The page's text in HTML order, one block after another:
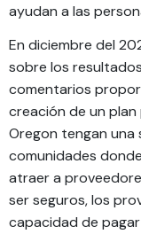
ayudan a las
En diciembre del
sobre los
comentarios
creación de un
Oregon tengan una
comunidades
atraer a
ser seguros, los
capacidad de